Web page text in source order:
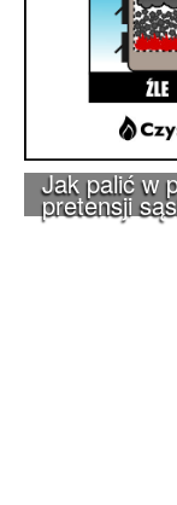
Jak palić w
pretensji